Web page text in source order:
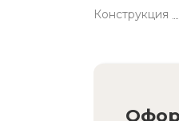
Конструкция